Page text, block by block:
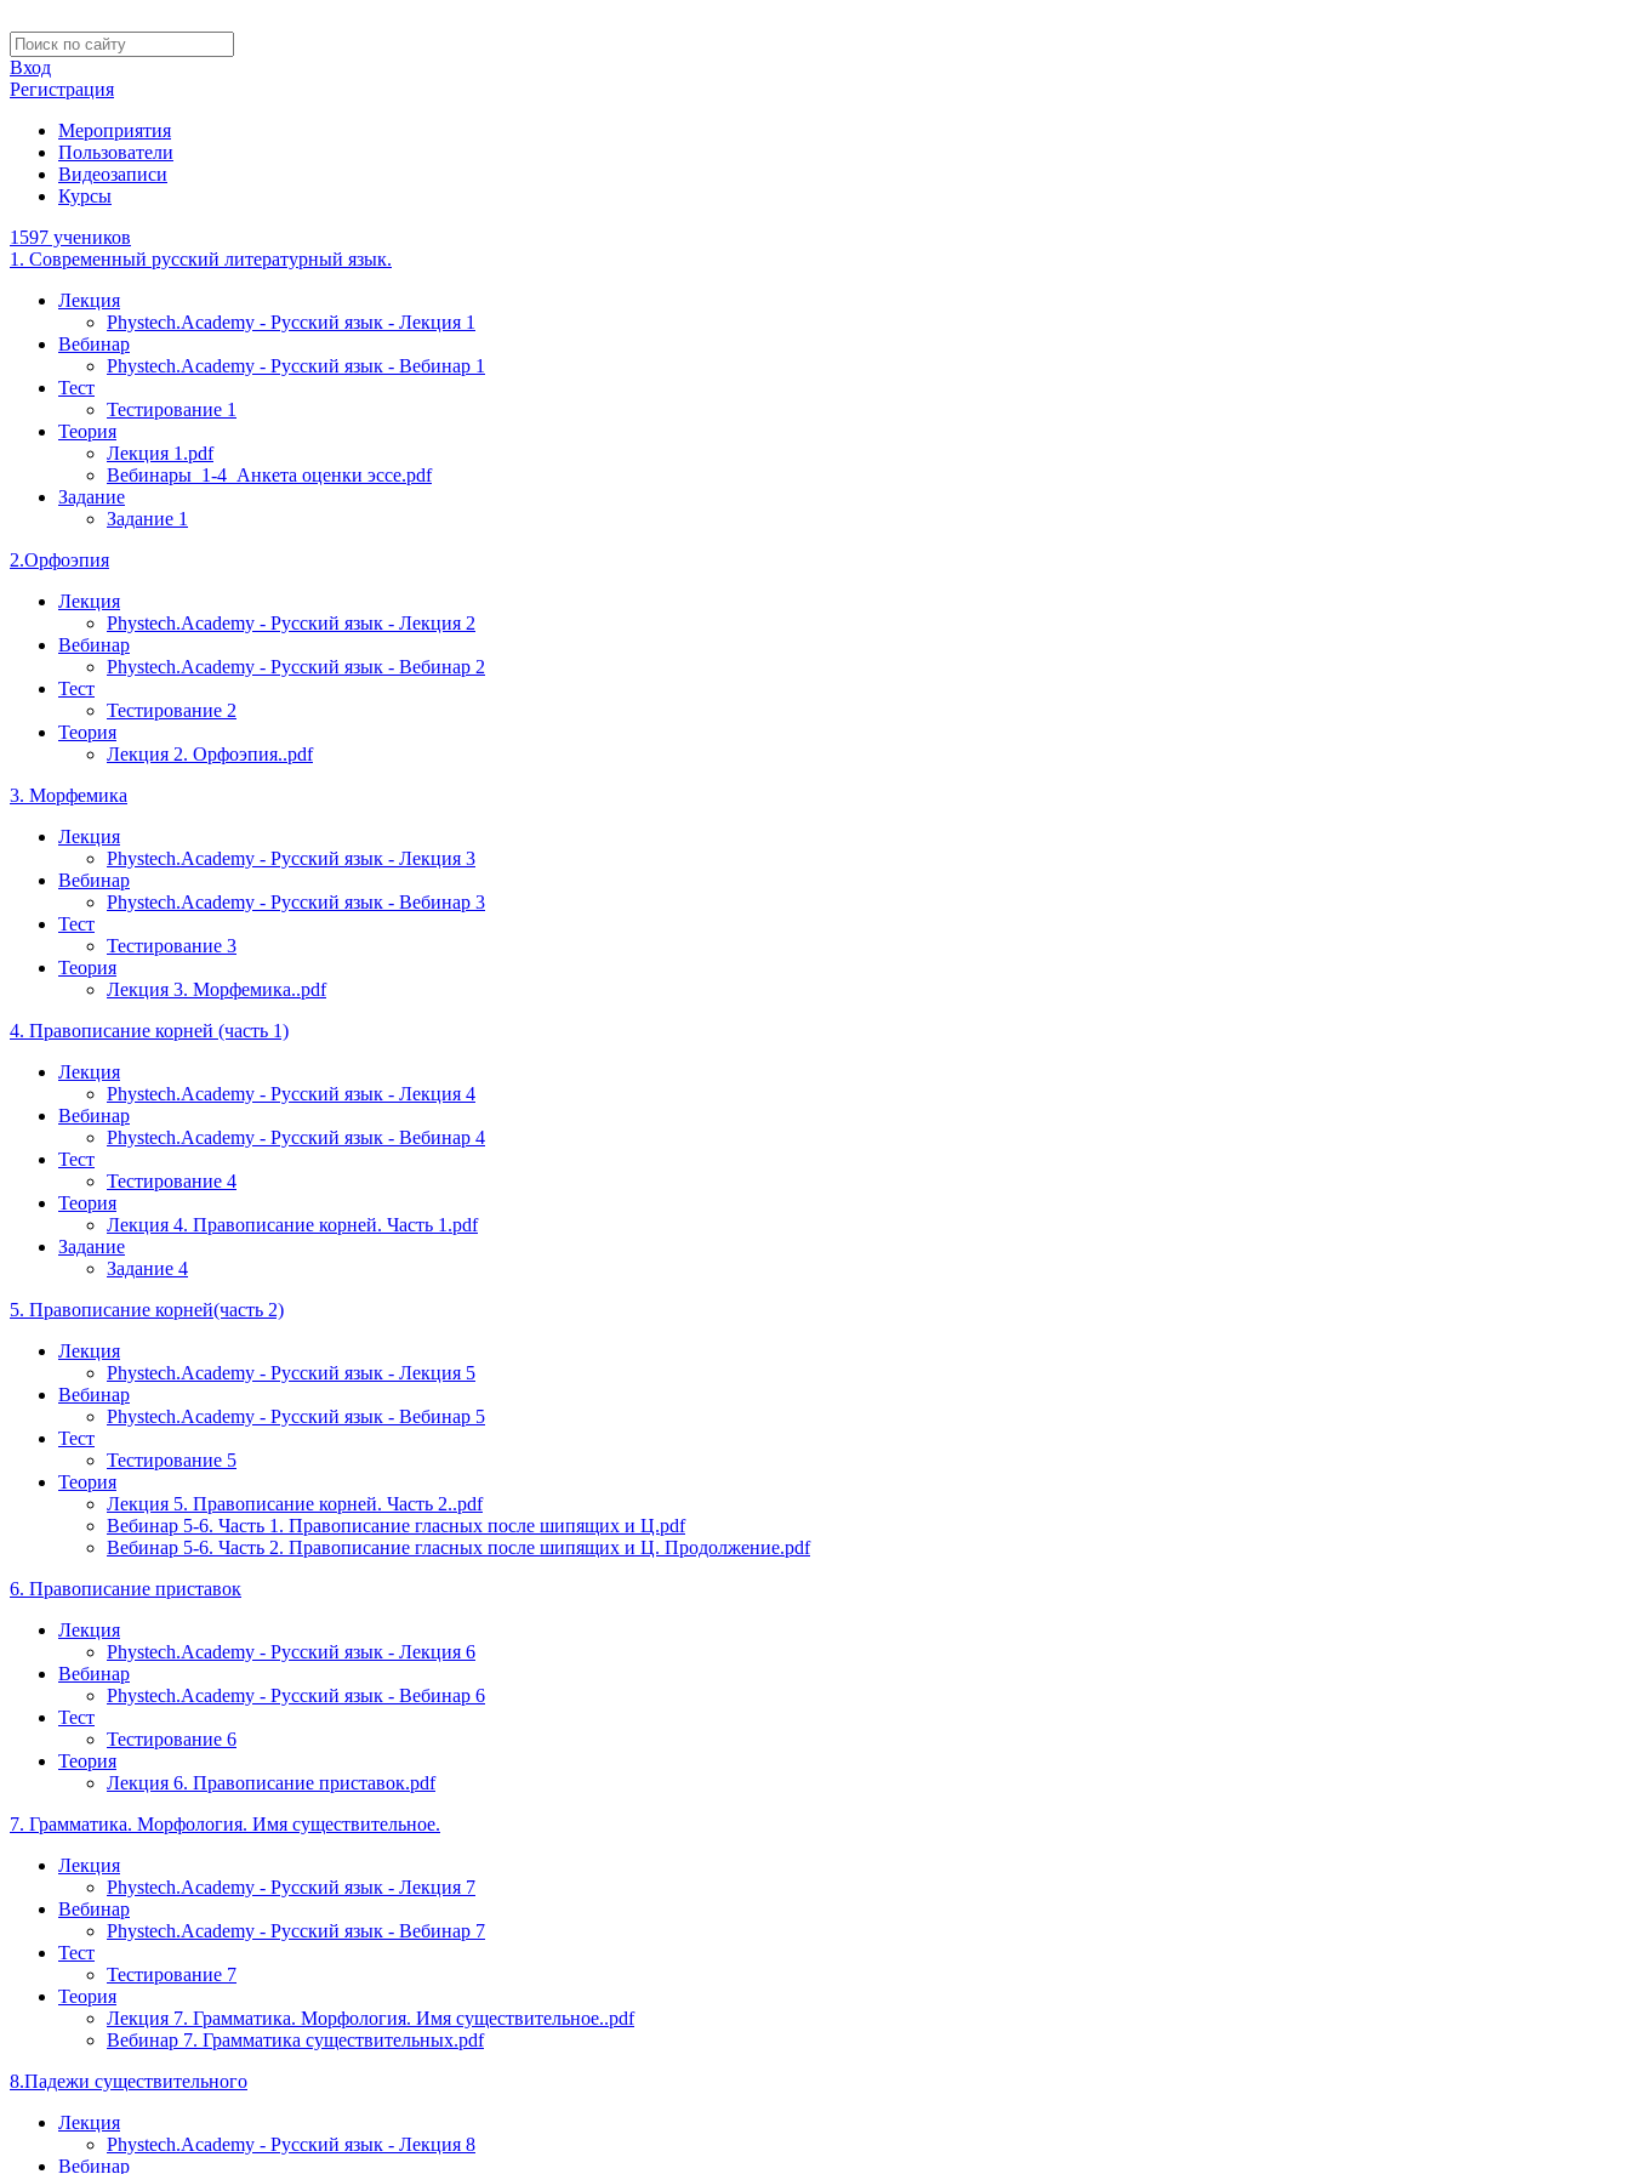
Вход
Регистрация
Мероприятия
Пользователи
Видеозаписи
Курсы
1597 учеников
1. Современный русский литературный язык.
Лекция
Phystech.Academy - Русский язык - Лекция 1
Вебинар
Phystech.Academy - Русский язык - Вебинар 1
Тест
Тестирование 1
Теория
Лекция 1.pdf
Вебинары_1-4_Анкета оценки эссе.pdf
Задание
Задание 1
2.Орфоэпия
Лекция
Phystech.Academy - Русский язык - Лекция 2
Вебинар
Phystech.Academy - Русский язык - Вебинар 2
Тест
Тестирование 2
Теория
Лекция 2. Орфоэпия..pdf
3. Морфемика
Лекция
Phystech.Academy - Русский язык - Лекция 3
Вебинар
Phystech.Academy - Русский язык - Вебинар 3
Тест
Тестирование 3
Теория
Лекция 3. Морфемика..pdf
4. Правописание корней (часть 1)
Лекция
Phystech.Academy - Русский язык - Лекция 4
Вебинар
Phystech.Academy - Русский язык - Вебинар 4
Тест
Тестирование 4
Теория
Лекция 4. Правописание корней. Часть 1.pdf
Задание
Задание 4
5. Правописание корней(часть 2)
Лекция
Phystech.Academy - Русский язык - Лекция 5
Вебинар
Phystech.Academy - Русский язык - Вебинар 5
Тест
Тестирование 5
Теория
Лекция 5. Правописание корней. Часть 2..pdf
Вебинар 5-6. Часть 1. Правописание гласных после шипящих и Ц.pdf
Вебинар 5-6. Часть 2. Правописание гласных после шипящих и Ц. Продолжение.pdf
6. Правописание приставок
Лекция
Phystech.Academy - Русский язык - Лекция 6
Вебинар
Phystech.Academy - Русский язык - Вебинар 6
Тест
Тестирование 6
Теория
Лекция 6. Правописание приставок.pdf
7. Грамматика. Морфология. Имя существительное.
Лекция
Phystech.Academy - Русский язык - Лекция 7
Вебинар
Phystech.Academy - Русский язык - Вебинар 7
Тест
Тестирование 7
Теория
Лекция 7. Грамматика. Морфология. Имя существительное..pdf
Вебинар 7. Грамматика существительных.pdf
8.Падежи существительного
Лекция
Phystech.Academy - Русский язык - Лекция 8
Вебинар